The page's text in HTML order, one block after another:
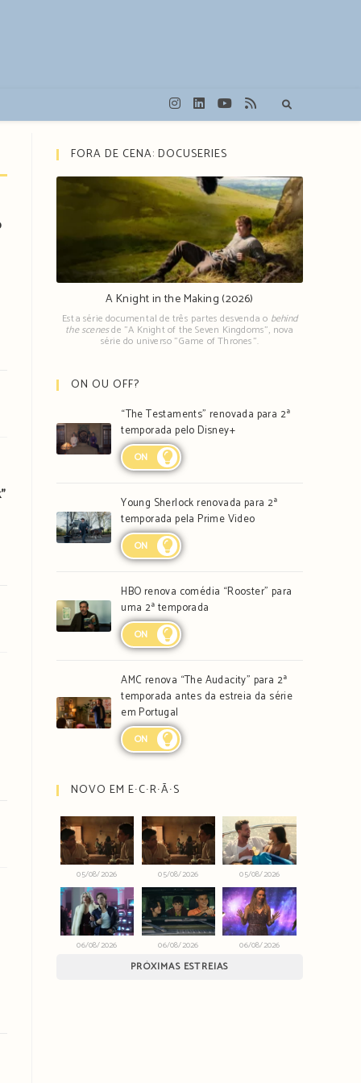
FORA DE CENA: DOCUSERIES
A Knight in the Making (2026)
Esta série documental de três partes desvenda o behind
the scenesde "A Knight of the Seven Kingdoms", nova
série do universo "Game of Thrones".
ON OU OFF?
“The Testaments” renovada para 2ª
temporada pelo Disney+
ON
Young Sherlock renovada para 2ª
temporada pela Prime Video
ON
HBO renova comédia “Rooster” para
uma 2ª temporada
ON
AMC renova “The Audacity” para 2ª
temporada antes da estreia da série
em Portugal
ON
NOVO EM E∙C∙R∙Ã∙S
05/08/2026 05/08/2026 05/08/2026
06/08/2026 06/08/2026 06/08/2026
PRÓXIMAS ESTREIAS